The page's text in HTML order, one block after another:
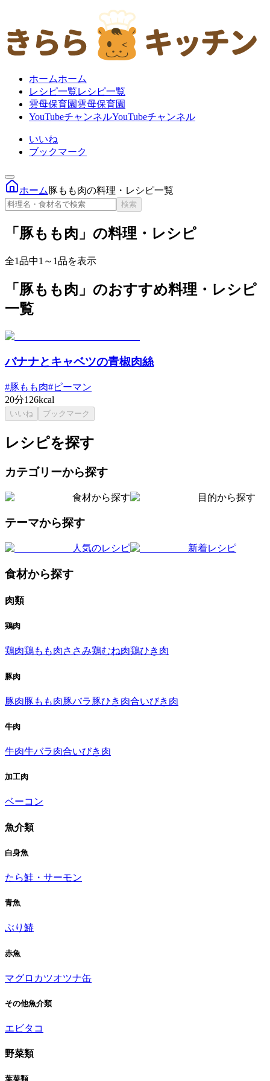
ホームホーム
レシピ一覧レシピ一覧
雲母保育園 雲母保育園
YouTubeチャンネルYouTubeチャンネル
いいね
ブックマーク
ホーム豚もも肉の料理・レシピ一覧
検索
「豚もも肉」の料理・レシピ
全1品中1～1品を表示
「豚もも肉」のおすすめ料理・レシピ
一覧
バナナとキャベツの青椒肉絲
#豚もも肉#ピーマン
20分126kcal
いいね ブックマーク
レシピを探す
カテゴリーから探す
食材から探す 目的から探す
テーマから探す
人気のレシピ 新着レシピ
食材から探す
肉類
鶏肉
鶏肉鶏もも肉ささみ鶏むね肉鶏ひき肉
豚肉
豚肉豚もも肉豚バラ豚ひき肉合いびき肉
牛肉
牛肉牛バラ肉合いびき肉
加工肉
ベーコン
魚介類
白身魚
たら鮭・サーモン
青魚
ぶり 鰆
赤魚
マグロ カツオツナ缶
その他魚介類
エビタコ
野菜類
葉菜類